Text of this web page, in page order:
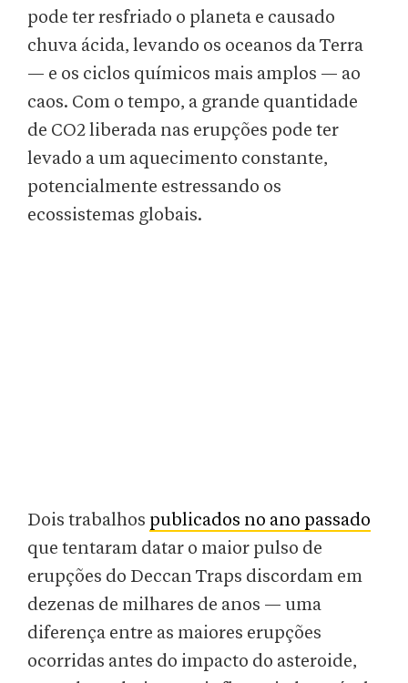
pode ter resfriado o planeta e causado
chuva ácida, levando os oceanos da Terra
— e os ciclos químicos mais amplos — ao
caos. Com o tempo, a grande quantidade
de CO2 liberada nas erupções pode ter
levado a um aquecimento constante,
potencialmente estressando os
ecossistemas globais.
Dois trabalhos publicados no ano passado
que tentaram datar o maior pulso de
erupções do Deccan Traps discordam em
dezenas de milhares de anos — uma
diferença entre as maiores erupções
ocorridas antes do impacto do asteroide,